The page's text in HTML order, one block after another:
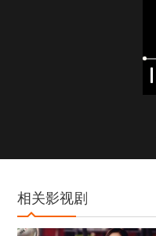
相关影视剧